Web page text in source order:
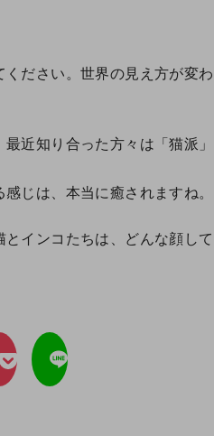
ださい。世界の見え方が変
近知り合った方々は「猫派
じは、本当に癒されますね。
インコたちは、どんな顔し